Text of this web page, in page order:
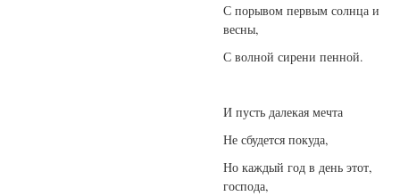
С порывом первым солнца и
весны,
С волной сирени пенной.
И пусть далекая мечта
Не сбудется покуда,
Но каждый год в день этот,
господа,